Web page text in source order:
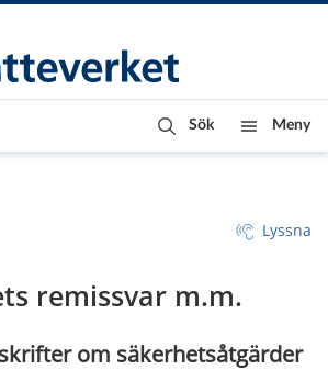
Sök Meny
Lyssna
remissvar m.m.
om säkerhetsåtgärder